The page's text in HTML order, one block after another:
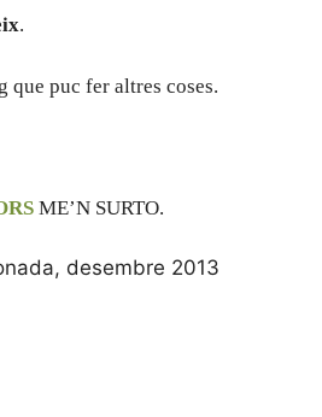
.
que puc fer altres coses.
ME’N SURTO.
desembre 2013